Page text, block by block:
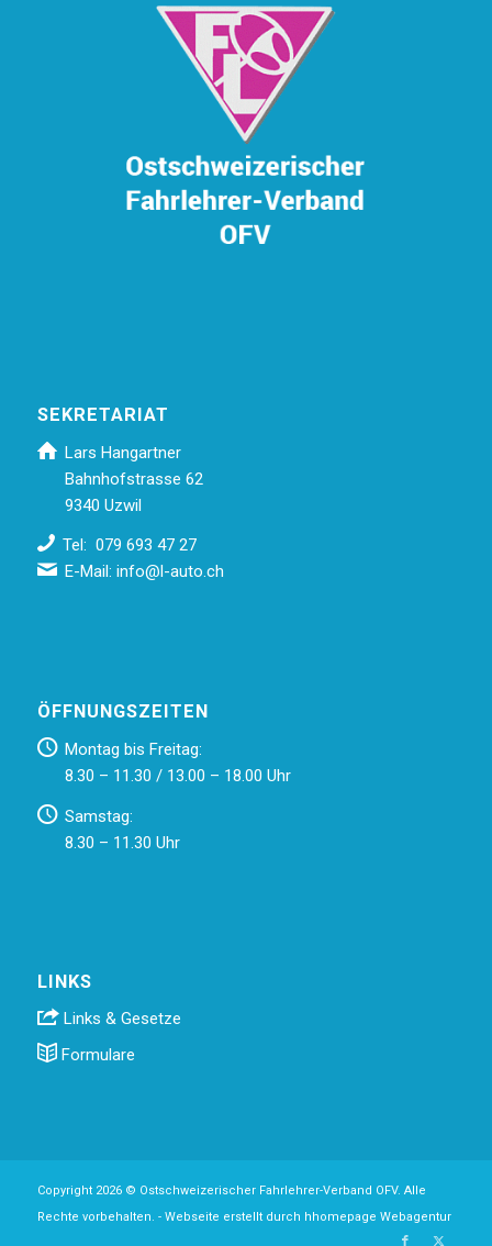
SEKRETARIAT
Lars Hangartner
Bahnhofstrasse 62
9340 Uzwil
Tel: 079 693 47 27
E-Mail:info@l-auto.ch
ÖFFNUNGSZEITEN
Montag bis Freitag:
8.30 – 11.30 / 13.00 – 18.00 Uhr
Samstag:
8.30 – 11.30 Uhr
LINKS
Links & Gesetze
Formulare
Copyright 2026 © Ostschweizerischer Fahrlehrer-Verband OFV. Alle
Rechte vorbehalten. - Webseite erstellt durch hhomepage Webagentur